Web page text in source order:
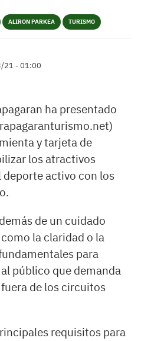
ALIRON PARKEA TURISMO
21 - 01:00
ha presentado
y tarjeta de
los atractivos
activo con los
de un cuidado
la claridad o la
para
público que demanda
de los circuitos
requisitos para